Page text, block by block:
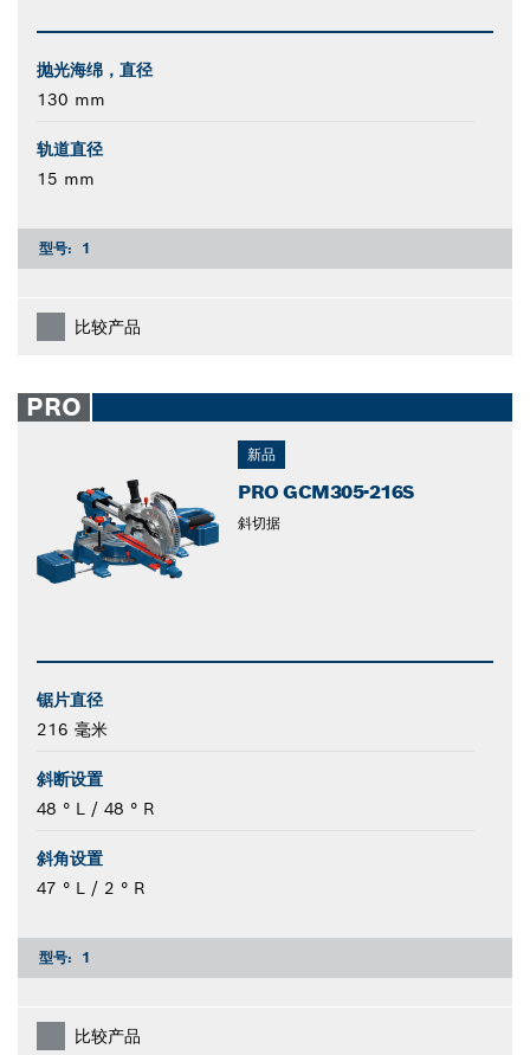
抛光海绵，直径
130 mm
轨道直径
15 mm
型号: 1
比较产品
PRO
新品
PRO GCM305-216S
斜切据
锯片直径
216 毫米
斜断设置
48 ° L / 48 ° R
斜角设置
47 ° L / 2 ° R
型号: 1
比较产品